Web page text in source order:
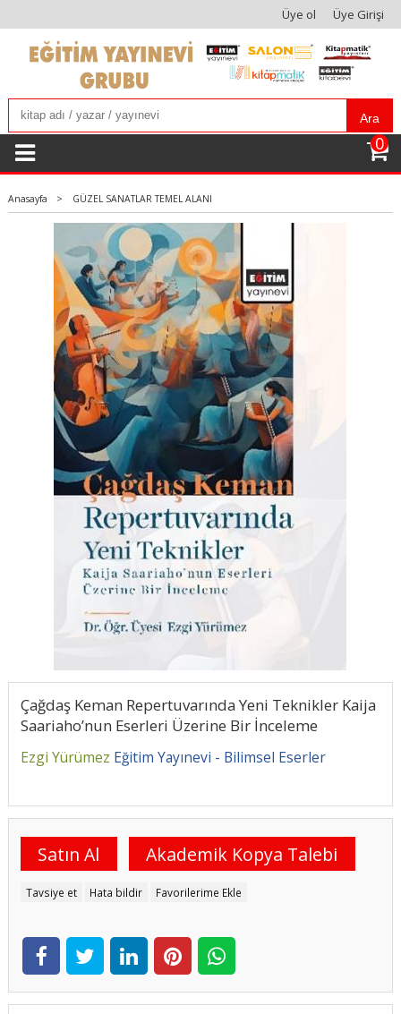
Üye ol Üye Girişi
Ara
0
Anasayfa > GÜZEL SANATLAR TEMEL ALANI
Çağdaş Keman Repertuvarında Yeni Teknikler Kaija
Saariaho’nun Eserleri Üzerine Bir İnceleme
Ezgi Yürümez Eğitim Yayınevi - Bilimsel Eserler
Satın Al Akademik Kopya Talebi
Tavsiye et Hata bildir Favorilerime Ekle